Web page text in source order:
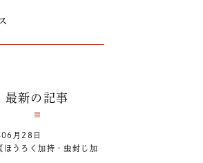
最新の記事
月28日
ほうろく加持・虫封じ加